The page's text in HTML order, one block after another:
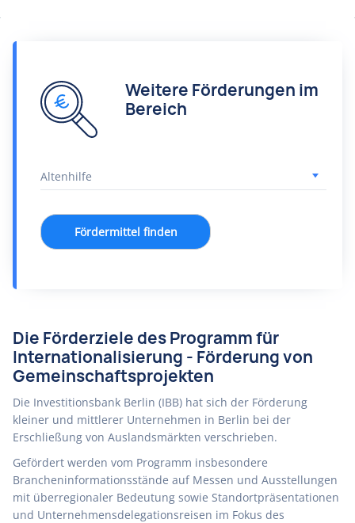
Weitere Förderungen im
Bereich
Fördermittel finden
Die Förderziele des Programm für
Internationalisierung - Förderung von
Gemeinschaftsprojekten
Die Investitionsbank Berlin (IBB) hat sich der Förderung
kleiner und mittlerer Unternehmen in Berlin bei der
Erschließung von Auslandsmärkten verschrieben.
Gefördert werden vom Programm insbesondere
Brancheninformationsstände auf Messen und Ausstellungen
mit überregionaler Bedeutung sowie Standortpräsentationen
und Unternehmensdelegationsreisen im Fokus des